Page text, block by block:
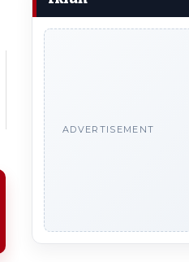
ADVERTISEMENT